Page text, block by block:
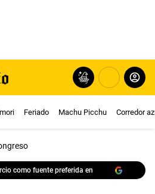
Feriado Machu Picchu Corredor
como fuente preferida en